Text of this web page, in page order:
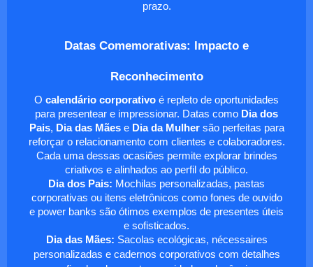
prazo.
Datas Comemorativas: Impacto e
Reconhecimento
O calendário corporativo é repleto de oportunidades
para presentear e impressionar. Datas como Dia dos
Pais, Dia das Mãese Dia da Mulhersão perfeitas para
reforçar o relacionamento com clientes e colaboradores.
Cada uma dessas ocasiões permite explorar brindes
criativos e alinhados ao perfil do público.
Dia dos Pais: Mochilas personalizadas, pastas
corporativas ou itens eletrônicos como fones de ouvido
e power banks são ótimos exemplos de presentes úteis
e sofisticados.
Dia das Mães: Sacolas ecológicas, nécessaires
personalizadas e cadernos corporativos com detalhes